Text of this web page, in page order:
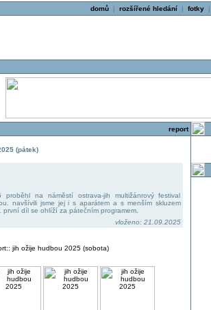
domů| rozšířené hledání| fotky|
report
(pátek)
na náměstí ostrava-jih multižánrový festival
navšívili jsme jej i s aparátem a s menším skluzem
díl se ohlíží za pátečním programem.
vloženo: 21.09.2025
jih ožije hudbou 2025 (sobota)